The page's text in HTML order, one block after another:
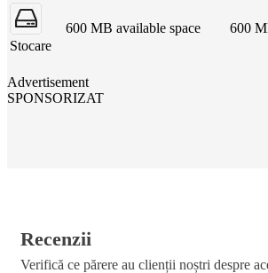
Stocare
600 MB available space 600
Advertisement
SPONSORIZAT
Recenzii
Verifică ce părere au clienții noștri despre